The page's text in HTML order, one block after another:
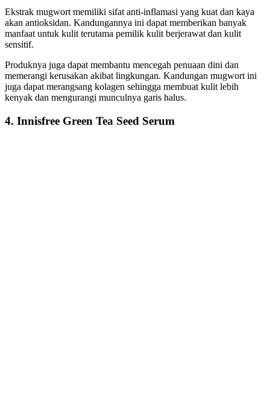
Ekstrak mugwort memiliki sifat anti-inflamasi yang kuat dan kaya
akan antioksidan. Kandungannya ini dapat memberikan banyak
manfaat untuk kulit terutama pemilik kulit berjerawat dan kulit
sensitif.
Produknya juga dapat membantu mencegah penuaan dini dan
memerangi kerusakan akibat lingkungan. Kandungan mugwort ini
juga dapat merangsang kolagen sehingga membuat kulit lebih
kenyak dan mengurangi munculnya garis halus.
4. Innisfree Green Tea Seed Serum